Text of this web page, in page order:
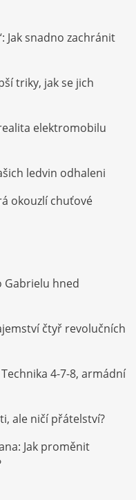
Jak snadno zachránit
triky, jak se jich
elektromobilu
ledvin odhaleni
okouzlí chuťové
Gabrielu hned
čtyř revolučních
4-7-8, armádní
ale ničí přátelství?
Jak proměnit